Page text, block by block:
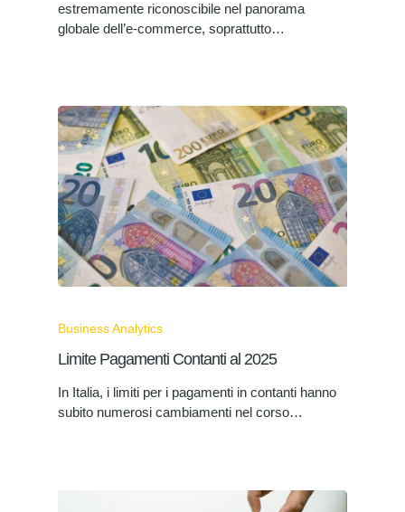
estremamente riconoscibile nel panorama
globale dell’e-commerce, soprattutto…
Business Analytics
Limite Pagamenti Contanti al 2025
In Italia, i limiti per i pagamenti in contanti hanno
subito numerosi cambiamenti nel corso…